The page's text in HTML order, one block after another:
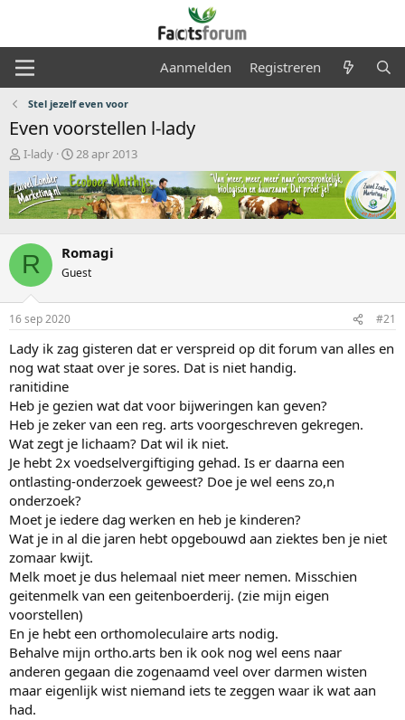
Aanmelden Registreren
Stel jezelf even voor
Even voorstellen l-lady
O
n
d
e
r
e
r
p
s
t
a
r
t
e
r
I-lady
S
t
a
r
t
a
t
m
28 apr 2013
R Romagi
Guest
16 sep 2020 #21
Lady ik zag gisteren dat er verspreid op dit forum van alles en
nog wat staat over je sores. Dat is niet handig.
ranitidine
Heb je gezien wat dat voor bijweringen kan geven?
Heb je zeker van een reg. arts voorgeschreven gekregen.
Wat zegt je lichaam? Dat wil ik niet.
Je hebt 2x voedselvergiftiging gehad. Is er daarna een
ontlasting-onderzoek geweest? Doe je wel eens zo,n
onderzoek?
Moet je iedere dag werken en heb je kinderen?
Wat je in al die jaren hebt opgebouwd aan ziektes ben je niet
zomaar kwijt.
Melk moet je dus helemaal niet meer nemen. Misschien
geitenmelk van een geitenboerderij. (zie mijn eigen
voorstellen)
En je hebt een orthomoleculaire arts nodig.
Behalve mijn ortho.arts ben ik ook nog wel eens naar
anderen gegaan die zogenaamd veel over darmen wisten
maar eigenlijk wist niemand iets te zeggen waar ik wat aan
had.